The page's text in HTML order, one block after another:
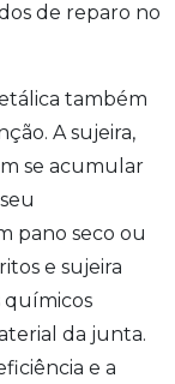
de reparo no
também
A sujeira,
se acumular
pano seco ou
e sujeira
químicos
da junta.
e a